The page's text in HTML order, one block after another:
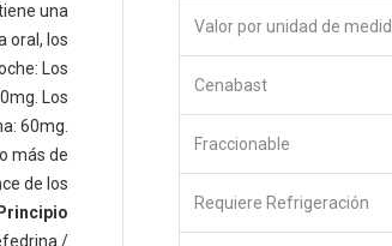
una
oral, los
Los
Los
60mg.
más de
de los
Principio
/
Valor por unidad de
Cenabast
Fraccionable
Requiere Refrigeración
cuyo objetivo es
disruptivos.
sus problemas
para
a optimizar su